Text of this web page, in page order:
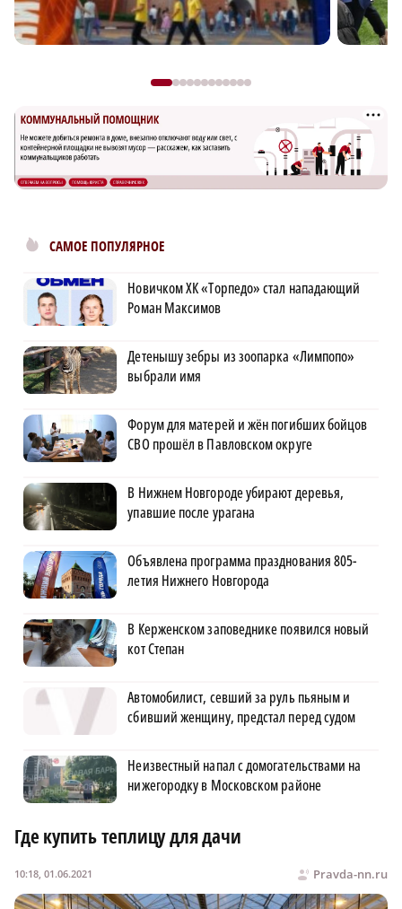
САМОЕ ПОПУЛЯРНОЕ
Новичком ХК «Торпедо» стал нападающий
Роман Максимов
Детенышу зебры из зоопарка «Лимпопо»
выбрали имя
Форум для матерей и жён погибших бойцов
СВО прошёл в Павловском округе
В Нижнем Новгороде убирают деревья,
упавшие после урагана
Объявлена программа празднования 805-
летия Нижнего Новгорода
В Керженском заповеднике появился новый
кот Степан
Автомобилист, севший за руль пьяным и
сбивший женщину, предстал перед судом
Неизвестный напал с домогательствами на
нижегородку в Московском районе
Где купить теплицу для дачи
Pravda-nn.ru
10:18, 01.06.2021